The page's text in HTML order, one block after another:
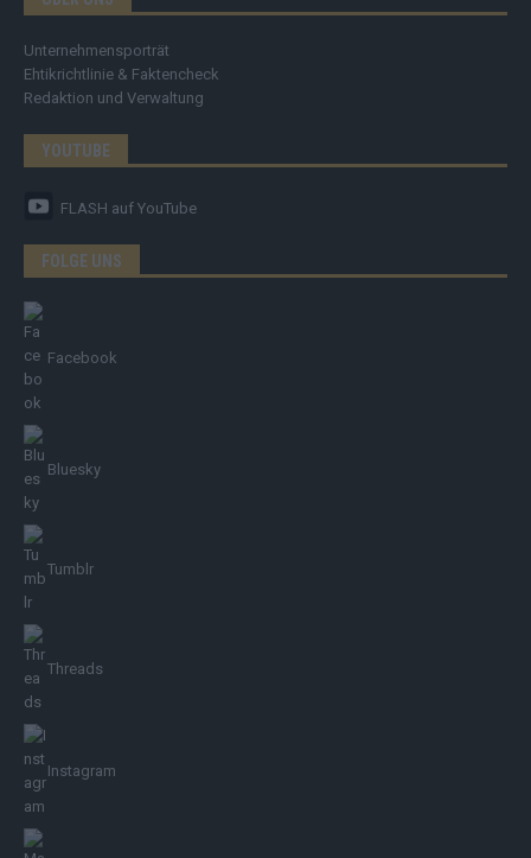
Unternehmensporträt
Ehtikrichtlinie & Faktencheck
Redaktion und Verwaltung
YOUTUBE
FLASH auf YouTube
FOLGE UNS
Facebook
Bluesky
Tumblr
Threads
Instagram